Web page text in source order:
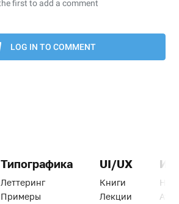
Типографика
Леттеринг
Примеры
UI/UX
Книги
Лекции